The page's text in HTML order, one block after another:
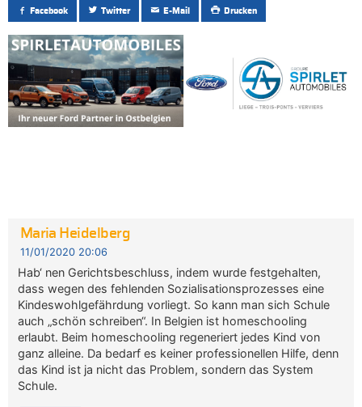
Facebook Twitter E-Mail Drucken
Maria Heidelberg
11/01/2020 20:06
Hab‘ nen Gerichtsbeschluss, indem wurde festgehalten,
dass wegen des fehlenden Sozialisationsprozesses eine
Kindeswohlgefährdung vorliegt. So kann man sich Schule
auch „schön schreiben“. In Belgien ist homeschooling
erlaubt. Beim homeschooling regeneriert jedes Kind von
ganz alleine. Da bedarf es keiner professionellen Hilfe, denn
das Kind ist ja nicht das Problem, sondern das System
Schule.